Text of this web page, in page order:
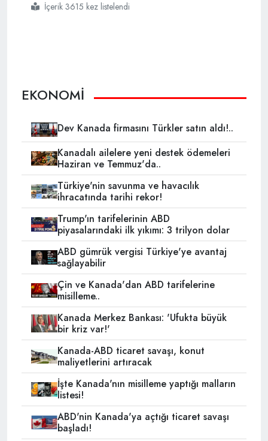
#erzurum da görülen fetö davası
#kara para aklama
İçerik 3615 kez listelendi
EKONOMİ
Dev Kanada firmasını Türkler satın aldı!..
Kanadalı ailelere yeni destek ödemeleri
Haziran ve Temmuz'da..
Türkiye'nin savunma ve havacılık
ihracatında tarihi rekor!
Trump'ın tarifelerinin ABD
piyasalarındaki ilk yıkımı: 3 trilyon dolar
ABD gümrük vergisi Türkiye'ye avantaj
sağlayabilir
Çin ve Kanada'dan ABD tarifelerine
misilleme..
Kanada Merkez Bankası: 'Ufukta büyük
bir kriz var!'
Kanada-ABD ticaret savaşı, konut
maliyetlerini artıracak
İşte Kanada'nın misilleme yaptığı malların
listesi!
ABD'nin Kanada'ya açtığı ticaret savaşı
başladı!